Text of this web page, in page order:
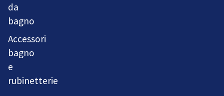
da
bagno
Accessori
bagno
e
rubinetterie